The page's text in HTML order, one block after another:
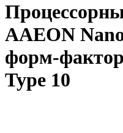
AAEON
форм-
Type 10